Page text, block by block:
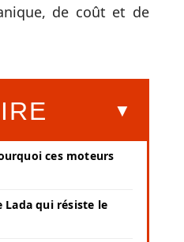
de coût et de
ces moteurs
Lada qui résiste le